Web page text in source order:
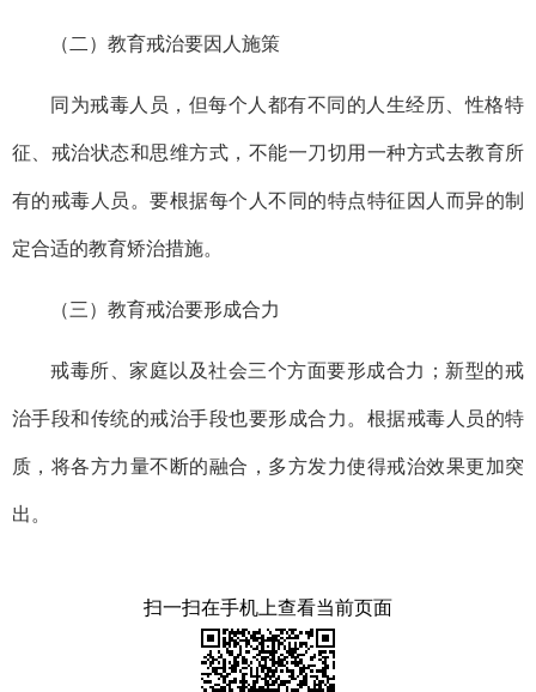
（二）教育戒治要因人施策
同为戒毒人员，但每个人都有不同的人生经历、性格特
征、戒治状态和思维方式，不能一刀切用一种方式去教育所
有的戒毒人员。要根据每个人不同的特点特征因人而异的制
定合适的教育矫治措施。
（三）教育戒治要形成合力
戒毒所、家庭以及社会三个方面要形成合力；新型的戒
治手段和传统的戒治手段也要形成合力。根据戒毒人员的特
质，将各方力量不断的融合，多方发力使得戒治效果更加突
出。
扫一扫在手机上查看当前页面